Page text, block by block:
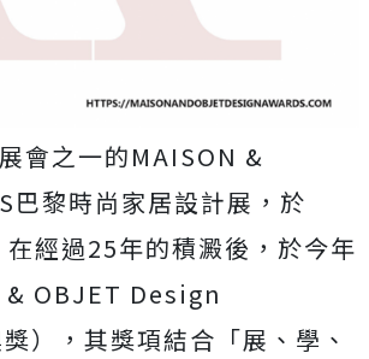
會之一的MAISON &
巴黎時尚家居設計展，於
經過25年的積澱後，於今年
& OBJET Design
），其獎項結合「展、學、